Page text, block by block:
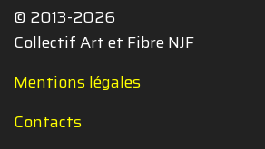
© 2013-2026
Collectif Art et Fibre NJF
Mentions légales
Contacts